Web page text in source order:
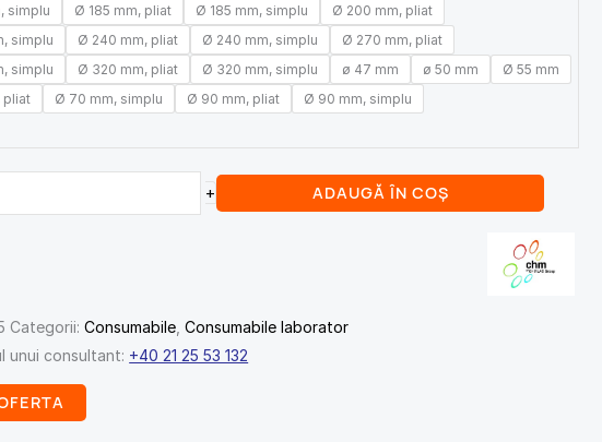
simplu
Ø 185 mm, pliat Ø 185 mm, simplu
Ø 200 mm, pliat
simplu
Ø 240 mm, pliat Ø 240 mm, simplu
Ø 270 mm, pliat
simplu
Ø 320 mm, pliat Ø 320 mm, simplu ø 47 mm ø 50 mm
Ø 55 mm
pliat
Ø 70 mm, simplu Ø 90 mm, pliat
Ø 90 mm, simplu
+ ADAUGĂ ÎN COȘ
Categorii:Consumabile ,Consumabile laborator
unui consultant: +40 21 25 53 132